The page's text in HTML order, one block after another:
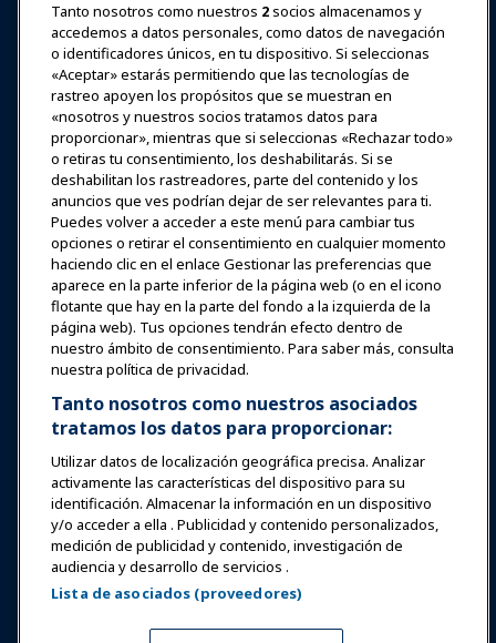
Iniciar sesión Únete ahora
Premios Carreras
Contacto
Expos y Eventos
Noticias y Funworld
Educación
Seguridad y protección
Defensa
Investigación y Reportes
Acerca de IAAPA
Socios
Copyright © 2026 Asociación Internacional de Parques de
Atracciones y Atracciones. Todos los derechos reservados.
Tanto nosotros como nuestros 2socios almacenamos y
accedemos a datos personales, como datos de navegación
o identificadores únicos, en tu dispositivo. Si seleccionas
«Aceptar» estarás permitiendo que las tecnologías de
rastreo apoyen los propósitos que se muestran en
«nosotros y nuestros socios tratamos datos para
proporcionar», mientras que si seleccionas «Rechazar todo»
o retiras tu consentimiento, los deshabilitarás. Si se
deshabilitan los rastreadores, parte del contenido y los
anuncios que ves podrían dejar de ser relevantes para ti.
Puedes volver a acceder a este menú para cambiar tus
opciones o retirar el consentimiento en cualquier momento
haciendo clic en el enlace Gestionar las preferencias que
aparece en la parte inferior de la página web (o en el icono
flotante que hay en la parte del fondo a la izquierda de la
página web). Tus opciones tendrán efecto dentro de
nuestro ámbito de consentimiento. Para saber más, consulta
nuestra política de privacidad.
Tanto nosotros como nuestros asociados
tratamos los datos para proporcionar:
Utilizar datos de localización geográfica precisa. Analizar
activamente las características del dispositivo para su
identificación. Almacenar la información en un dispositivo
y/o acceder a ella . Publicidad y contenido personalizados,
medición de publicidad y contenido, investigación de
audiencia y desarrollo de servicios .
Lista de asociados (proveedores)